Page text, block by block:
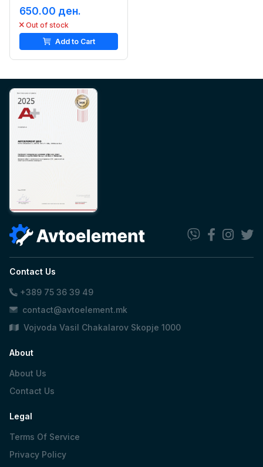
650.00 ден.
Out of stock
Add to Cart
Contact Us
+389 75 36 39 49
contact@avtoelement.mk
Vojvoda Vasil Chakalarov Skopje 1000
About
About Us
Contact Us
Legal
Terms Of Service
Privacy Policy